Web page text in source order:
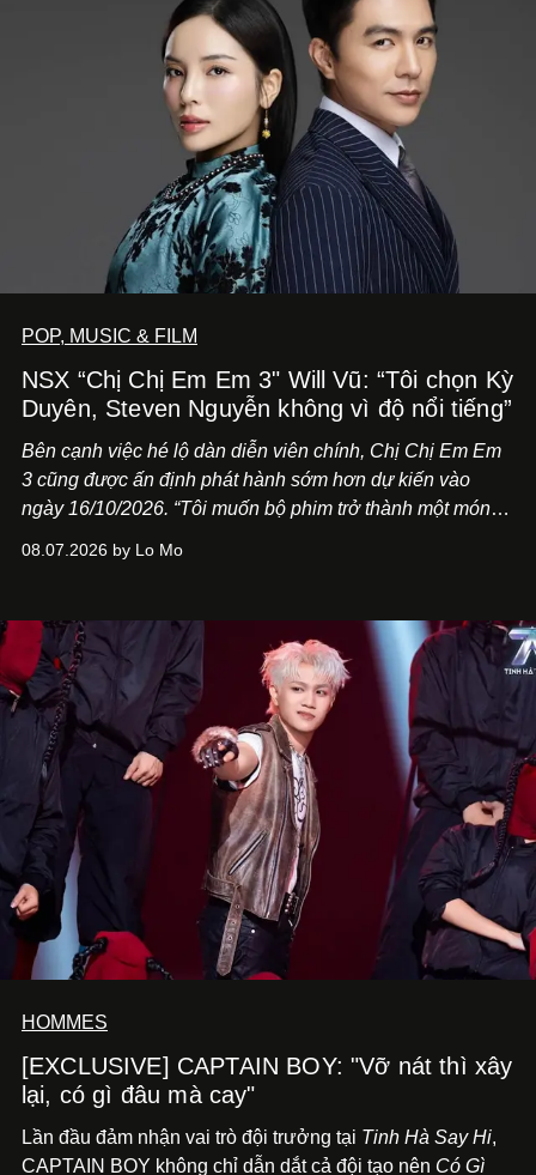
POP, MUSIC & FILM
NSX “Chị Chị Em Em 3" Will Vũ: “Tôi chọn Kỳ
Duyên, Steven Nguyễn không vì độ nổi tiếng”
Bên cạnh việc hé lộ dàn diễn viên chính, Chị Chị Em Em
3 cũng được ấn định phát hành sớm hơn dự kiến vào
ngày 16/10/2026. “Tôi muốn bộ phim trở thành một món
Việt Nam”, NSX Will Vũ cho biết.
08.07.2026 by Lo Mo
HOMMES
[EXCLUSIVE] CAPTAIN BOY: "Vỡ nát thì xây
lại, có gì đâu mà cay"
Lần đầu đảm nhận vai trò đội trưởng tại Tinh Hà Say Hi,
CAPTAIN BOY không chỉ dẫn dắt cả đội tạo nên Có Gì